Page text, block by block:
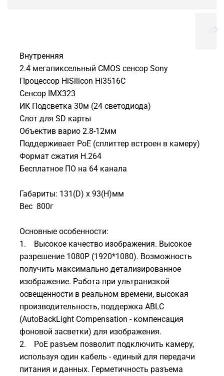
Внутренняя
2.4 мегапиксельный CMOS сенсор Sony
Процессор HiSilicon Hi3516C
Сенсор IMX323
ИК Подсветка 30м (24 светодиода)
Слот для SD карты
Объектив варио 2.8-12мм
Поддерживает PoE (сплиттер встроен в камеру)
Формат сжатия H.264
Бесплатное ПО на 64 канала
Габариты: 131(D) x 93(H)мм
Вес 800г
Основные особенности:
1. Высокое качество изображения. Высокое
разрешение 1080P (1920*1080). Возможность
получить максимально детализированное
изображение. Работа при ультранизкой
освещенности в реальном времени, высокая
производительность, поддержка ABLC
(AutoBackLight Compensation - компенсация
фоновой засветки) для изображения.
2. РоЕ разъем позволит подключить камеру,
используя один кабель - единый для передачи
питания и данных. Герметичность разъема